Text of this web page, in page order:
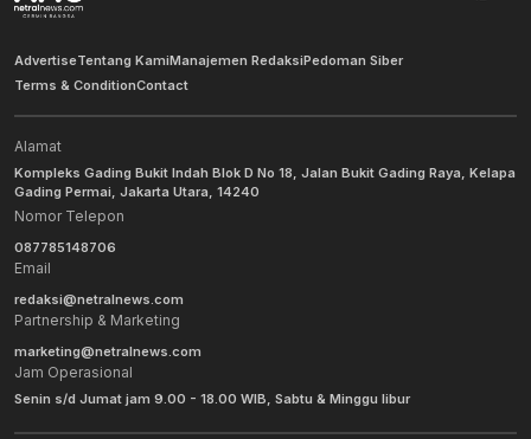
AdvertiseTentang KamiManajemen RedaksiPedoman Siber
Terms & ConditionContact
Alamat
Kompleks Gading Bukit Indah Blok D No 18, Jalan Bukit Gading Raya, Kelapa
Gading Permai, Jakarta Utara, 14240
Nomor Telepon
087785148706
Email
redaksi@netralnews.com
Partnership & Marketing
marketing@netralnews.com
Jam Operasional
Senin s/d Jumat jam 9.00 - 18.00 WIB, Sabtu & Minggu libur